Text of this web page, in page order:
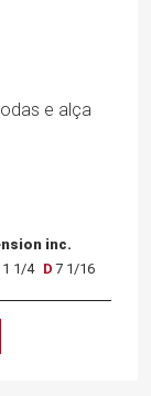
e alça
inc.
1/4 D 7 1/16